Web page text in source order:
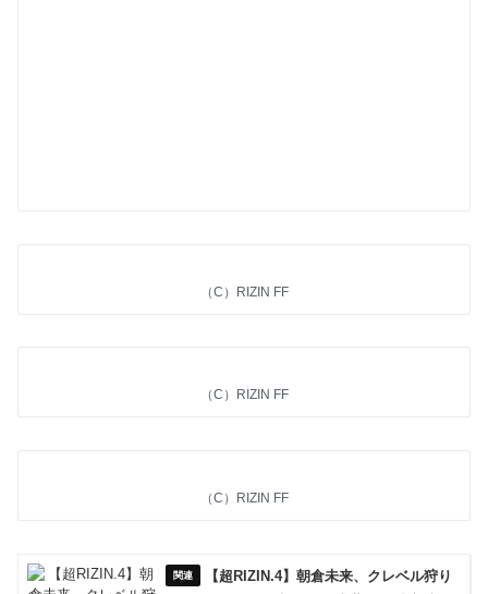
（C）RIZIN FF
（C）RIZIN FF
（C）RIZIN FF
【超RIZIN.4】朝倉未来、クレベル狩り